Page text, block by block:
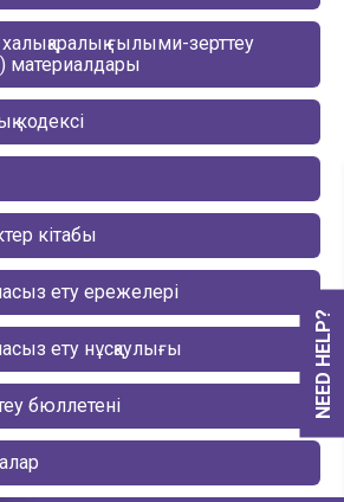
NEED HELP?
ғылыми-зерттеу
материалдары
кодексі
кітабы
ету ережелері
ету нұсқаулығы
бюллетені